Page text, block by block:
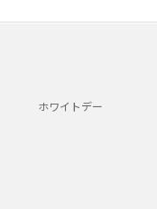
ホワイトデー